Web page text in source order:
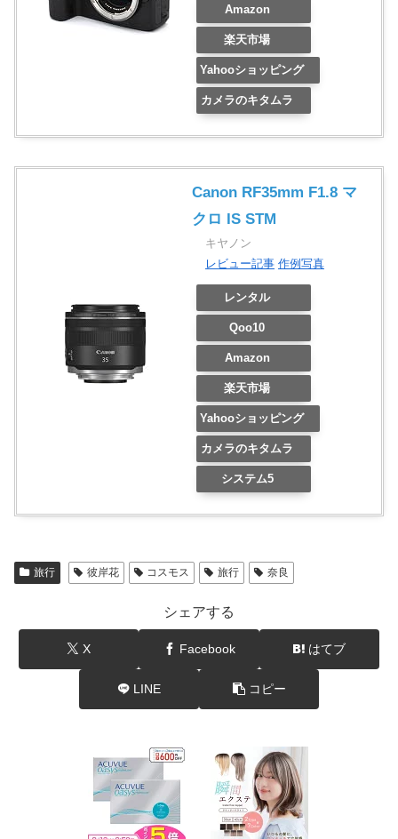
Amazon
楽天市場
Yahooショッピング
カメラのキタムラ
Canon RF35mm F1.8 マ
クロ IS STM
キヤノン
レビュー記事 作例写真
レンタル
Qoo10
Amazon
楽天市場
Yahooショッピング
カメラのキタムラ
システム5
旅行 彼岸花 コスモス 旅行 奈良
シェアする
X Facebook はてブ
LINE コピー